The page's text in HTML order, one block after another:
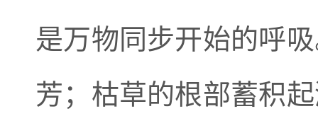
是万物同步开始的呼
芳；枯草的根部蓄积